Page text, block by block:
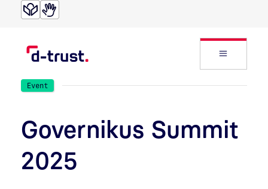
Direkt zur Suche
Direkt zum Inhalt
Event
Governikus Summit
2025